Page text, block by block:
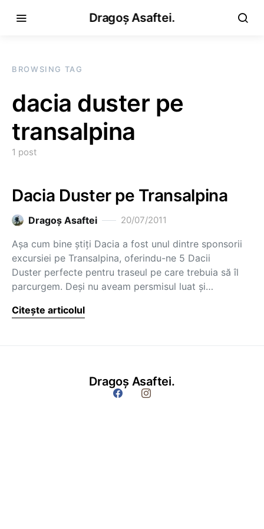
Dragoș Asaftei.
BROWSING TAG
dacia duster pe
transalpina
1 post
Dacia Duster pe Transalpina
Dragoş Asaftei 20/07/2011
Aşa cum bine ştiţi Dacia a fost unul dintre sponsorii
excursiei pe Transalpina, oferindu-ne 5 Dacii
Duster perfecte pentru traseul pe care trebuia să îl
parcurgem. Deși nu aveam persmisul luat și…
Citește articolul
Dragoș Asaftei.